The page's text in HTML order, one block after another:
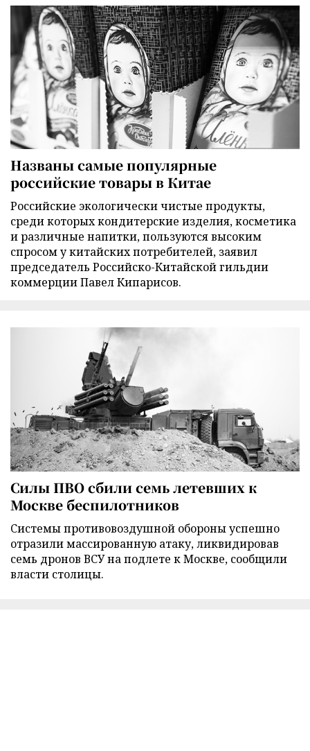
Названы самые популярные
российские товары в Китае
Российские экологически чистые продукты,
среди которых кондитерские изделия, косметика
и различные напитки, пользуются высоким
спросом у китайских потребителей, заявил
председатель Российско-Китайской гильдии
коммерции Павел Кипарисов.
Силы ПВО сбили семь летевших к
Москве беспилотников
Cистемы противовоздушной обороны успешно
отразили массированную атаку, ликвидировав
семь дронов ВСУ на подлете к Москве, сообщили
власти столицы.